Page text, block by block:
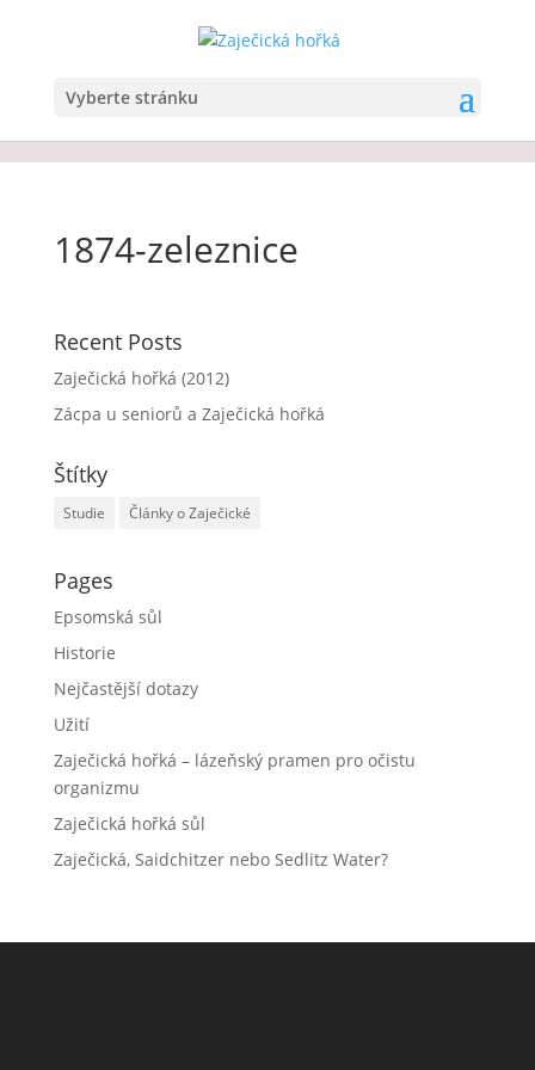
Vyberte stránku
1874-zeleznice
Recent Posts
Zaječická hořká (2012)
Zácpa u seniorů a Zaječická hořká
Štítky
Studie Články o Zaječické
Pages
Epsomská sůl
Historie
Nejčastější dotazy
Užití
Zaječická hořká – lázeňský pramen pro očistu
organizmu
Zaječická hořká sůl
Zaječická, Saidchitzer nebo Sedlitz Water?